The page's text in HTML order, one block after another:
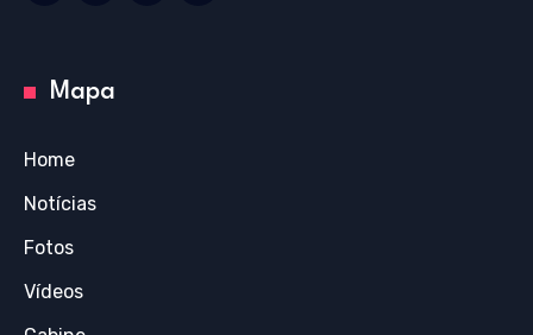
Mapa
Home
Notícias
Fotos
Vídeos